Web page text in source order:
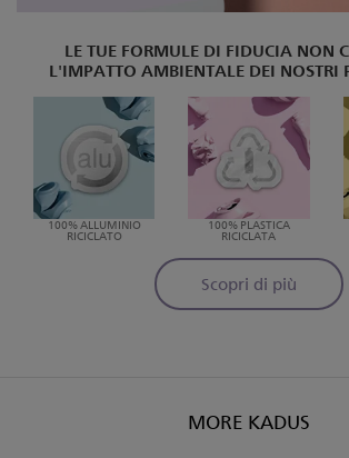
LE TUE FORMULE DI FIDUCIA NON
L'IMPATTO AMBIENTALE DEI NOSTRI
100% ALLUMINIO
RICICLATO
100% PLASTICA
RICICLATA
Scopri di più
MORE KADUS